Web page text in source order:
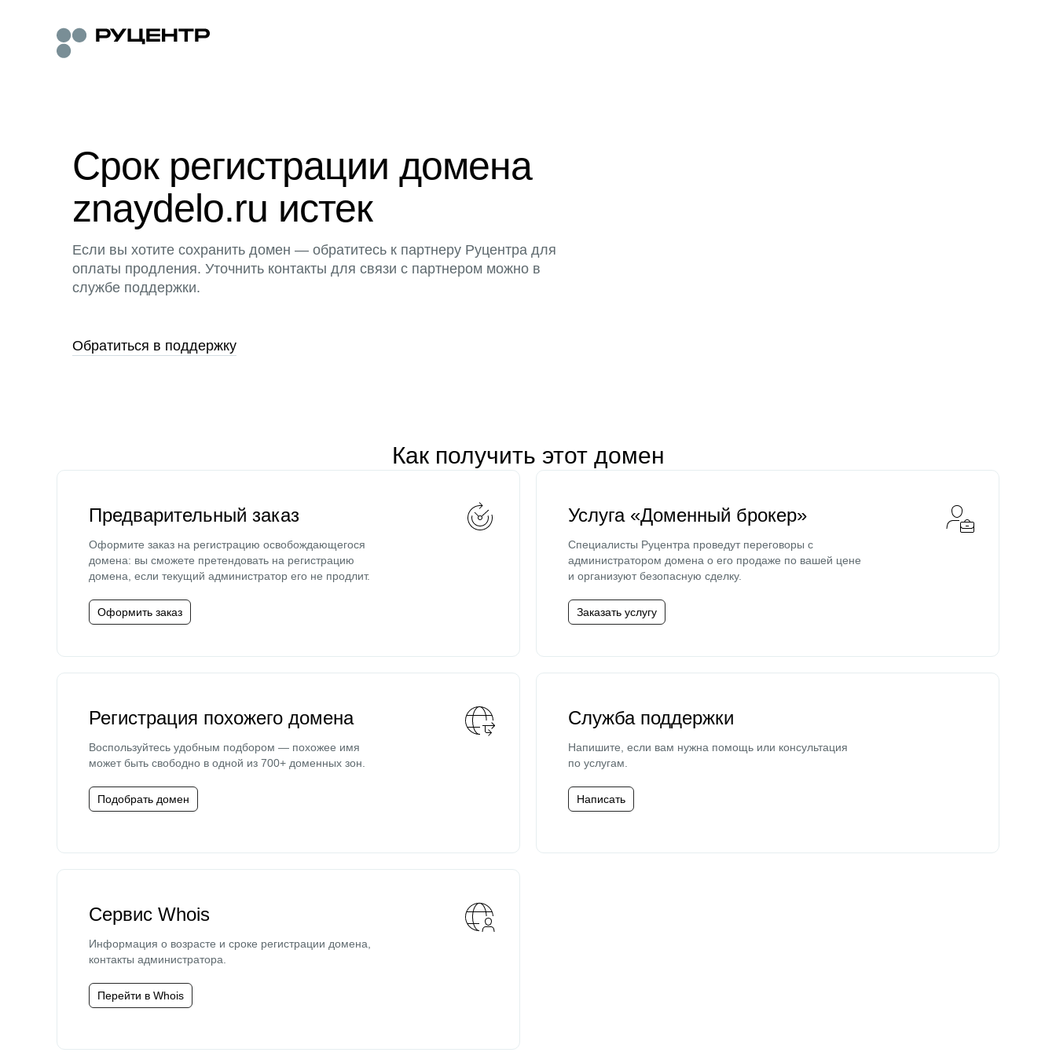
Срок регистрации домена
znaydelo.ru истек
Если вы хотите сохранить домен — обратитесь к партнеру Руцентра для
оплаты продления. Уточнить контакты для связи с партнером можно в
службе поддержки.
Обратиться в поддержку
Как получить этот домен
Предварительный заказ
Оформите заказ на регистрацию освобождающегося
домена: вы сможете претендовать на регистрацию
домена, если текущий администратор его не продлит.
Оформить заказ
Услуга «Доменный брокер»
Специалисты Руцентра проведут переговоры с
администратором домена о его продаже по вашей цене
и организуют безопасную сделку.
Заказать услугу
Регистрация похожего домена
Воспользуйтесь удобным подбором — похожее имя
может быть свободно в одной из 700+ доменных зон.
Подобрать домен
Служба поддержки
Напишите, если вам нужна помощь или консультация
по услугам.
Написать
Сервис Whois
Информация о возрасте и сроке регистрации домена,
контакты администратора.
Перейти в Whois